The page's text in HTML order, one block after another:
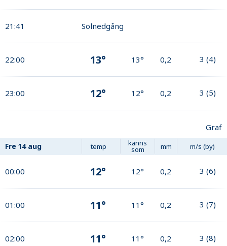
21:41 Solnedgång
22:00 13° 13° 0,2 3 (4)
23:00 12° 12° 0,2 3 (5)
Graf
Fre 14 aug temp känns
som mm m/s (by)
00:00 12° 12° 0,2 3 (6)
01:00 11° 11° 0,2 3 (7)
02:00 11° 11° 0,2 3 (8)